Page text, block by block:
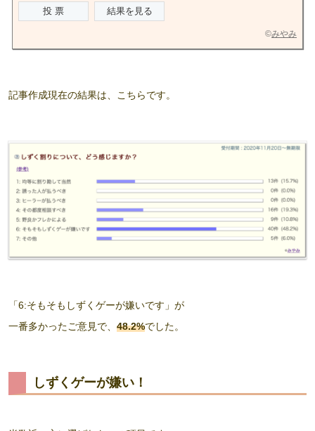
©みやみ
記事作成現在の結果は、こちらです。
「6:そもそもしずくゲーが嫌いです」が
一番多かったご意見で、 48.2%でした。
しずくゲーが嫌い！